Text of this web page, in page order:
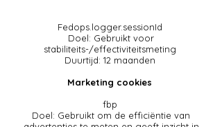
Fedops.logger.sessionId
Doel: Gebruikt voor
stabiliteits-/effectiviteitsmeting
Duurtijd: 12 maanden
Marketing cookies
fbp
Doel: Gebruikt om de efficiëntie van